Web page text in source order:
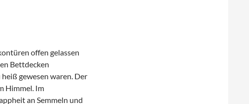
offen gelassen
Bettdecken
gewesen waren. Der
Himmel. Im
an Semmeln und